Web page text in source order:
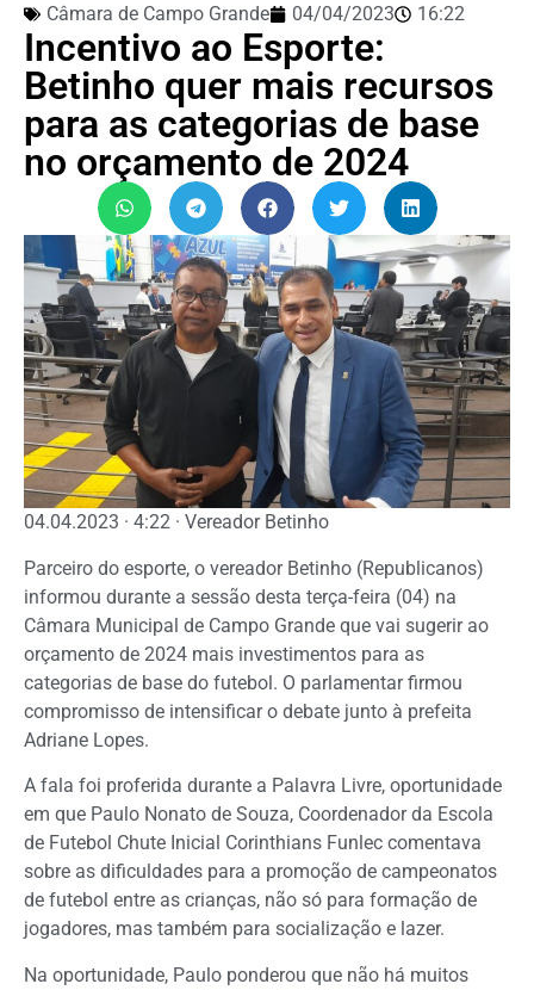
Câmara de Campo Grande 04/04/2023 16:22
Incentivo ao Esporte:
Betinho quer mais recursos
para as categorias de base
no orçamento de 2024
04.04.2023 · 4:22 · Vereador Betinho
Parceiro do esporte, o vereador Betinho (Republicanos)
informou durante a sessão desta terça-feira (04) na
Câmara Municipal de Campo Grande que vai sugerir ao
orçamento de 2024 mais investimentos para as
categorias de base do futebol. O parlamentar firmou
compromisso de intensificar o debate junto à prefeita
Adriane Lopes.
A fala foi proferida durante a Palavra Livre, oportunidade
em que Paulo Nonato de Souza, Coordenador da Escola
de Futebol Chute Inicial Corinthians Funlec comentava
sobre as dificuldades para a promoção de campeonatos
de futebol entre as crianças, não só para formação de
jogadores, mas também para socialização e lazer.
Na oportunidade, Paulo ponderou que não há muitos